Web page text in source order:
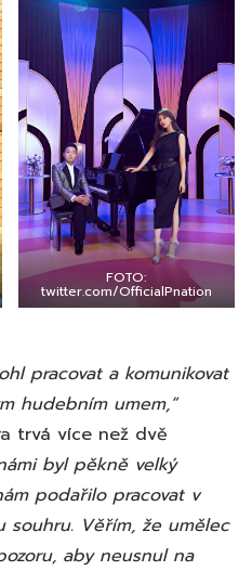
FOTO:
twitter.com/OfficialPnation
pracovat a komunikovat
hudebním umem,“
trvá více než dvě
byl pěkně velký
podařilo pracovat v
Věřím, že umělec
aby neusnul na